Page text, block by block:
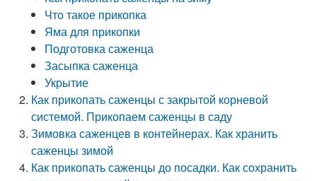
Что такое прикопка
Яма для прикопки
Подготовка саженца
Засыпка саженца
Укрытие
Как прикопать саженцы с закрытой корневой
системой. Прикопаем саженцы в саду
Зимовка саженцев в контейнерах. Как хранить
саженцы зимой
Как прикопать саженцы до посадки. Как сохранить